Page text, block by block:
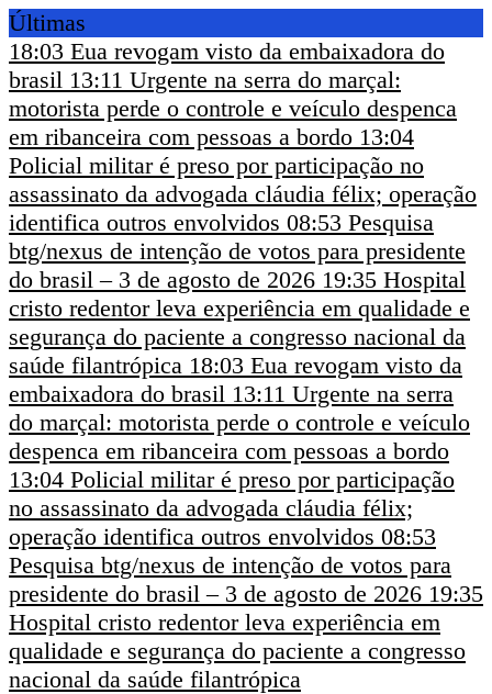
Últimas
18:03 Eua revogam visto da embaixadora do
brasil 13:11 Urgente na serra do marçal:
motorista perde o controle e veículo despenca
em ribanceira com pessoas a bordo 13:04
Policial militar é preso por participação no
assassinato da advogada cláudia félix; operação
identifica outros envolvidos 08:53 Pesquisa
btg/nexus de intenção de votos para presidente
do brasil – 3 de agosto de 2026 19:35 Hospital
cristo redentor leva experiência em qualidade e
segurança do paciente a congresso nacional da
saúde filantrópica 18:03 Eua revogam visto da
embaixadora do brasil 13:11 Urgente na serra
do marçal: motorista perde o controle e veículo
despenca em ribanceira com pessoas a bordo
13:04 Policial militar é preso por participação
no assassinato da advogada cláudia félix;
operação identifica outros envolvidos 08:53
Pesquisa btg/nexus de intenção de votos para
presidente do brasil – 3 de agosto de 2026 19:35
Hospital cristo redentor leva experiência em
qualidade e segurança do paciente a congresso
nacional da saúde filantrópica